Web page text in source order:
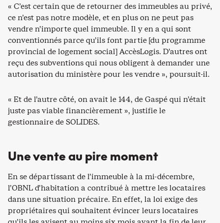
« C’est certain que de retourner des immeubles au privé,
ce n’est pas notre modèle, et en plus on ne peut pas
vendre n’importe quel immeuble. Il y en a qui sont
conventionnés parce qu’ils font partie [du programme
provincial de logement social] AccèsLogis. D’autres ont
reçu des subventions qui nous obligent à demander une
autorisation du ministère pour les vendre », poursuit-il.
« Et de l’autre côté, on avait le 144, de Gaspé qui n’était
juste pas viable financièrement », justifie le
gestionnaire de SOLIDES.
Une vente au pire moment
En se départissant de l’immeuble à la mi-décembre,
l’OBNL d’habitation a contribué à mettre les locataires
dans une situation précaire. En effet, la loi exige des
propriétaires qui souhaitent évincer leurs locataires